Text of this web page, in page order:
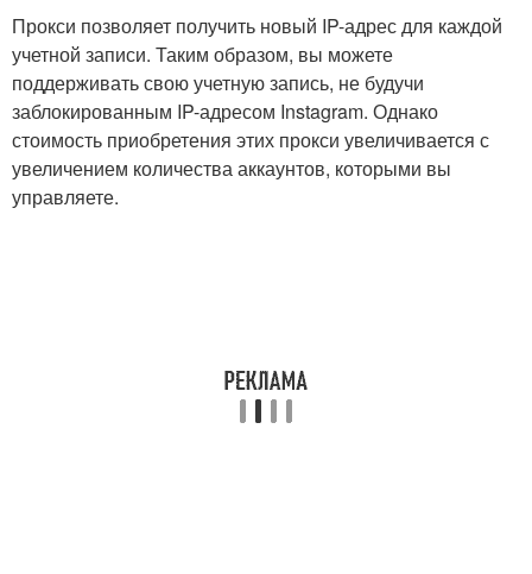
Прокси позволяет получить новый IP-адрес для каждой
учетной записи. Таким образом, вы можете
поддерживать свою учетную запись, не будучи
заблокированным IP-адресом Instagram. Однако
стоимость приобретения этих прокси увеличивается с
увеличением количества аккаунтов, которыми вы
управляете.